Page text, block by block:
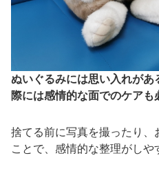
ぬいぐるみには思い入れが
際には感情的な面でのケアも
捨てる前に写真を撮ったり、
ことで、感情的な整理がしや